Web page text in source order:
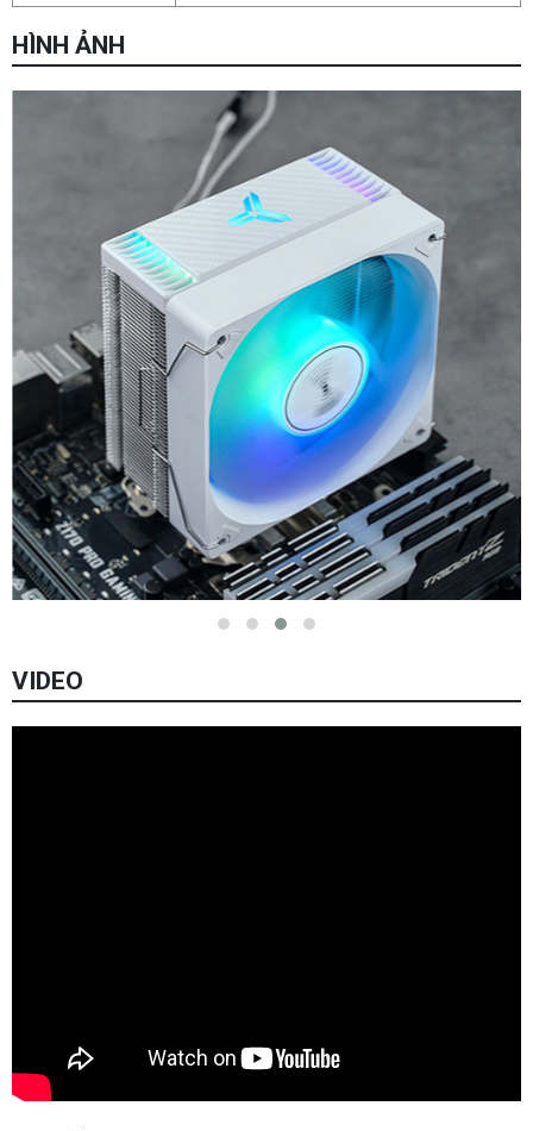
HÌNH ẢNH
VIDEO